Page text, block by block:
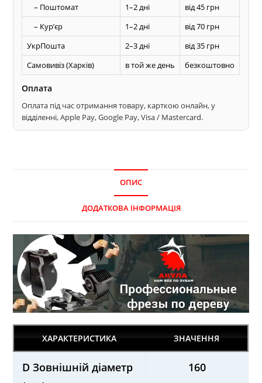
– Поштомат 1–2 дні
від 45 грн
– Курʼєр
1–2 дні
від 70 грн
УкрПошта
2–3 дні
від 35 грн
Самовивіз (Харків)
в той же день безкоштовно
Оплата
Оплата під час отримання товару, карткою онлайн, у
відділенні, Apple Pay, Google Pay, Visa / Mastercard.
ОПИС
ДОДАТКОВА ІНФОРМАЦІЯ
ХАРАКТЕРИСТИКА ЗНАЧЕННЯ
D Зовнішній діаметр
160